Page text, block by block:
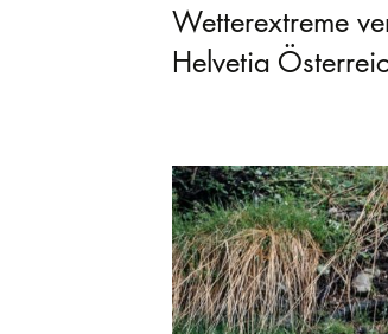
Wetterextreme
Helvetia